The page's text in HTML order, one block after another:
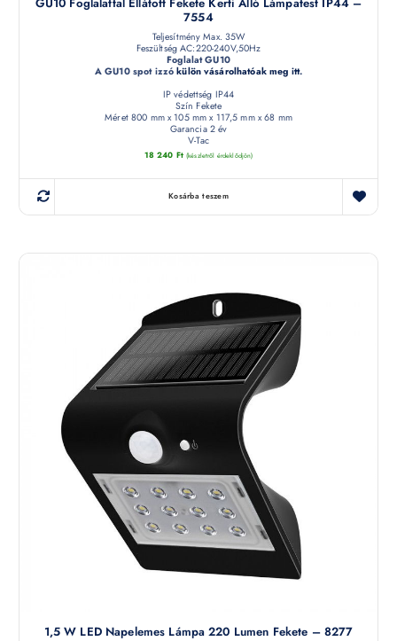
7554
Teljesítmény Max. 35W
Feszültség AC:220-240V,50Hz
Foglalat GU10
A GU10 spot izzókülön vásárolhatóak meg itt.
IP védettség IP44
Szín Fekete
Méret 800 mm x 105 mm x 117,5 mm x 68 mm
Garancia 2 év
V-Tac
18 240 Ft (készletről érdeklődjön)
Kosárba teszem
1,5 W LED Napelemes Lámpa 220 Lumen Fekete – 8277